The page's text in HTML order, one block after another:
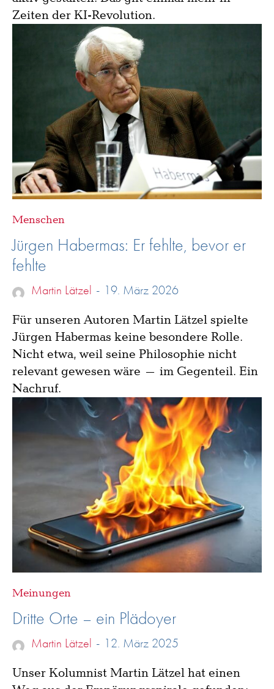
Zeiten der KI-Revolution.
Menschen
Jürgen Habermas: Er fehlte, bevor er
fehlte
Martin Lätzel - 19. März 2026
Für unseren Autoren Martin Lätzel spielte
Jürgen Habermas keine besondere Rolle.
Nicht etwa, weil seine Philosophie nicht
relevant gewesen wäre – im Gegenteil. Ein
Nachruf.
Meinungen
Dritte Orte – ein Plädoyer
Martin Lätzel - 12. März 2025
Unser Kolumnist Martin Lätzel hat einen